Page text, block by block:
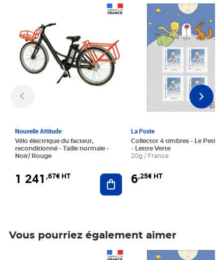
Nouvelle Attitude
Vélo électrique du facteur,
reconditionné - Taille normale -
Noir/ Rouge
1 241 ,67€ HT Ajouter au panier
La Poste
Collector 4 timbres - Le Petit
- Lettre Verte
20g / France
6,25€ HT
Prix 6,25€ HT
Vous pourriez également aimer
Prix 6,25€ HT